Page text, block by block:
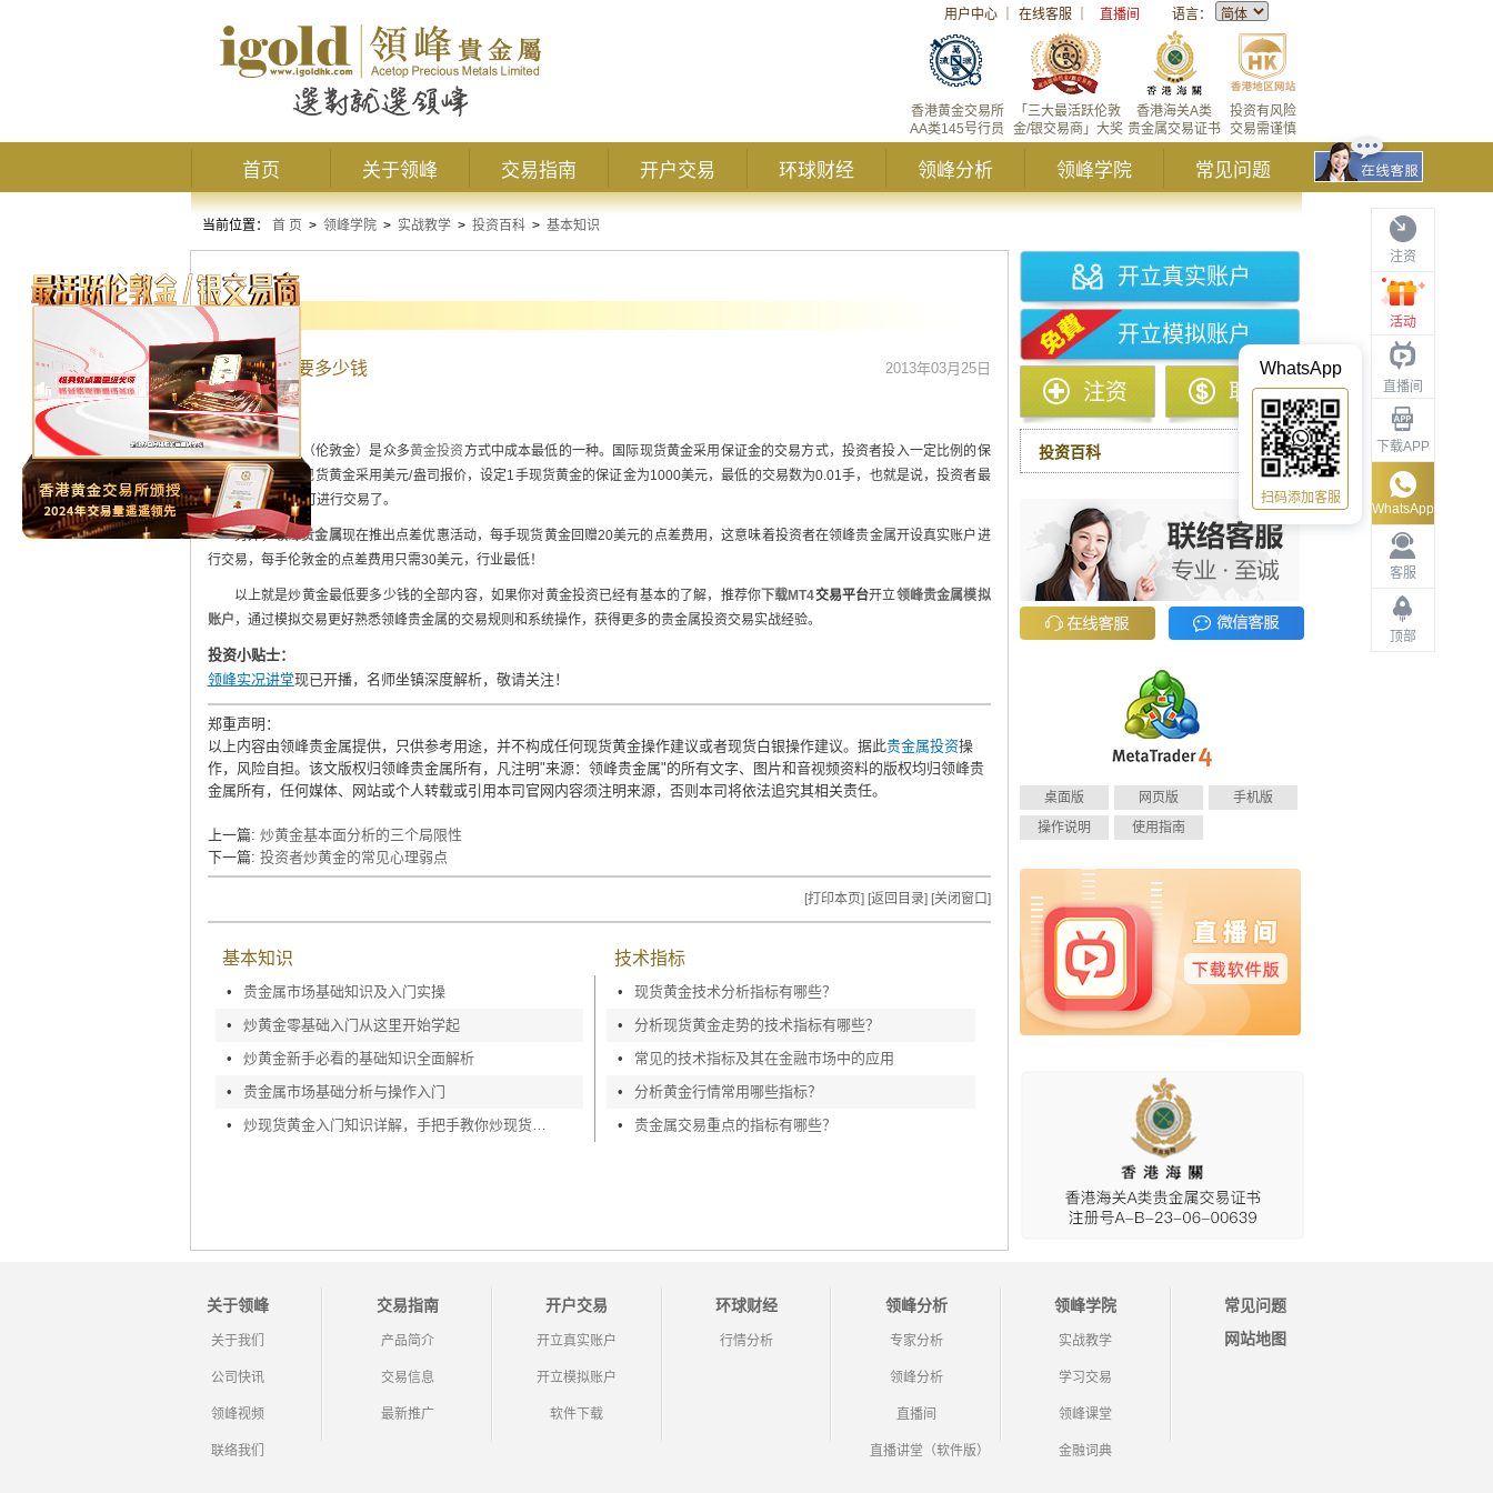
用户中心 在线客服 直播间 语言：
投资有风险
交易需谨慎
香港海关A类
贵金属交易证书
「三大最活跃伦敦
金/银交易商」大奖
香港黄金交易所
AA类145号行员
首页 关于领峰 交易指南 开户交易 环球财经 领峰分析 领峰学院 常见问题
注资
活动
直播间
下载APP
客服
顶部
WhatsApp
WhatsApp
扫码添加客服
当前位置： 首 页 > 领峰学院 > 实战教学 > 投资百科 > 基本知识
基本知识
炒黄金最低要多少钱 2013年03月25日
炒现货黄金 （伦敦金）是众多黄金投资方式中成本最低的一种。国际现货黄金采用保证金的交易方式，投资者投入一定比例的保
证金即可交易。现货黄金采用美元/盎司报价，设定1手现货黄金的保证金为1000美元，最低的交易数为0.01手，也就是说，投资者最
低只需10美元便可进行交易了。
另外，领峰贵金属现在推出点差优惠活动，每手现货黄金回赠20美元的点差费用，这意味着投资者在领峰贵金属开设真实账户进
行交易，每手伦敦金的点差费用只需30美元，行业最低！
以上就是炒黄金最低要多少钱的全部内容，如果你对黄金投资已经有基本的了解，推荐你 下载MT4交易平台开立领峰贵金属模拟
账户 ，通过模拟交易更好熟悉领峰贵金属的交易规则和系统操作，获得更多的贵金属投资交易实战经验。
投资小贴士：
领峰实况讲堂现已开播，名师坐镇深度解析，敬请关注！
郑重声明：
以上内容由领峰贵金属提供，只供参考用途，并不构成任何现货黄金操作建议或者现货白银操作建议。据此贵金属投资操
作，风险自担。该文版权归领峰贵金属所有，凡注明"来源：领峰贵金属"的所有文字、图片和音视频资料的版权均归领峰贵
金属所有，任何媒体、网站或个人转载或引用本司官网内容须注明来源，否则本司将依法追究其相关责任。
上一篇: 炒黄金基本面分析的三个局限性
下一篇: 投资者炒黄金的常见心理弱点
[打印本页] [返回目录] [关闭窗口]
基本知识
•
贵金属市场基础知识及入门实操
•
炒黄金零基础入门从这里开始学起
•
炒黄金新手必看的基础知识全面解析
•
贵金属市场基础分析与操作入门
•
炒现货黄金入门知识详解，手把手教你炒现货黄金
技术指标
•
现货黄金技术分析指标有哪些？
•
分析现货黄金走势的技术指标有哪些？
•
常见的技术指标及其在金融市场中的应用
•
分析黄金行情常用哪些指标？
•
贵金属交易重点的指标有哪些？
开立真实账户
开立模拟账户
注资 取款
投资百科
桌面版 网页版
手机版
操作说明
使用指南
关于领峰
关于我们
公司快讯
领峰视频
联络我们
交易指南
产品简介
交易信息
最新推广
开户交易
开立真实账户
开立模拟账户
软件下载
环球财经
行情分析
领峰分析
专家分析
领峰分析
直播间
直播讲堂（软件版）
领峰学院
实战教学
学习交易
领峰课堂
金融词典
常见问题
网站地图